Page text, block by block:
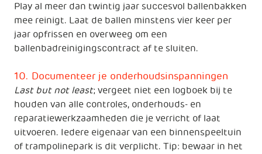
Play al meer dan twintig jaar succesvol ballenbakken
mee reinigt. Laat de ballen minstens vier keer per
jaar opfrissen en overweeg om een
ballenbadreinigingscontract af te sluiten.
10. Documenteer je onderhoudsinspanningen
Last but not least; vergeet niet een logboek bij te
houden van alle controles, onderhouds- en
reparatiewerkzaamheden die je verricht of laat
uitvoeren. Iedere eigenaar van een binnenspeeltuin
of trampolinepark is dit verplicht. Tip: bewaar in het